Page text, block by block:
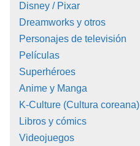
Disney / Pixar
Dreamworks y otros
Personajes de televisión
Películas
Superhéroes
Anime y Manga
K-Culture (Cultura coreana)
Libros y cómics
Videojuegos